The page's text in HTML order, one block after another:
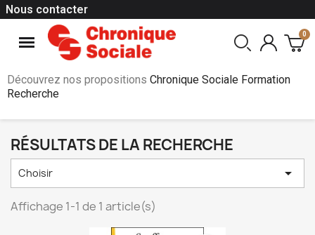
Nous contacter
Découvrez nos propositions Chronique Sociale Formation
Recherche
RÉSULTATS DE LA RECHERCHE
Choisir 
Affichage 1-1 de 1 article(s)